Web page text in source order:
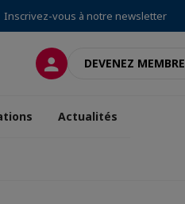
Inscrivez-vous à notre newsletter
CONNEXIONDEVENEZ MEMBRE
Actualités